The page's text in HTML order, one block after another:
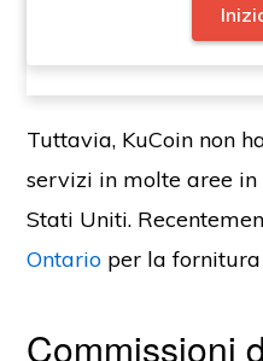
Tuttavia, KuCoin non
servizi in molte aree
Stati Uniti.
Ontario per la
Commissioni